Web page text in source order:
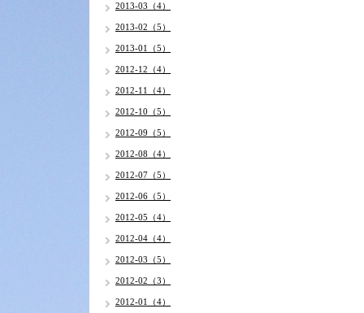
2013-03（4）
2013-02（5）
2013-01（5）
2012-12（4）
2012-11（4）
2012-10（5）
2012-09（5）
2012-08（4）
2012-07（5）
2012-06（5）
2012-05（4）
2012-04（4）
2012-03（5）
2012-02（3）
2012-01（4）